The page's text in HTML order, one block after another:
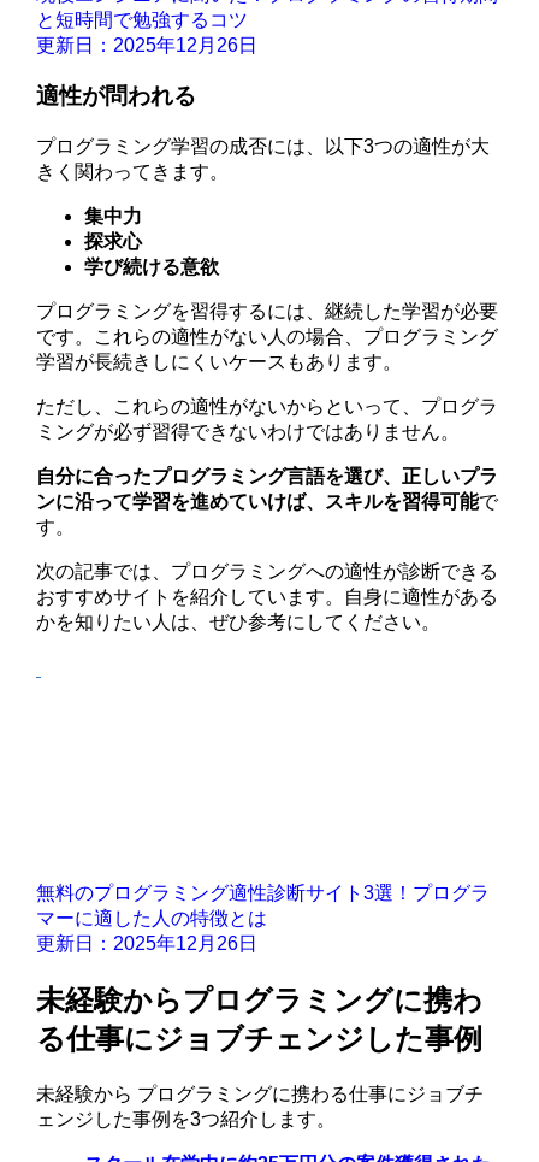
と短時間で勉強するコツ
更新日：2025年12月26日
適性が問われる
プログラミング学習の成否には、以下3つの適性が大
きく関わってきます。
集中力
探求心
学び続ける意欲
プログラミングを習得するには、継続した学習が必要
です。これらの適性がない人の場合、プログラミング
学習が長続きしにくいケースもあります。
ただし、これらの適性がないからといって、プログラ
ミングが必ず習得できないわけではありません。
自分に合ったプログラミング言語を選び、正しいプラ
ンに沿って学習を進めていけば、スキルを習得可能で
す。
次の記事では、プログラミングへの適性が診断できる
おすすめサイトを紹介しています。自身に適性がある
かを知りたい人は、ぜひ参考にしてください。
無料のプログラミング適性診断サイト3選！プログラ
マーに適した人の特徴とは
更新日：2025年12月26日
未経験からプログラミングに携わ
る仕事にジョブチェンジした事例
未経験から プログラミングに携わる仕事にジョブチ
ェンジした事例を3つ紹介します。